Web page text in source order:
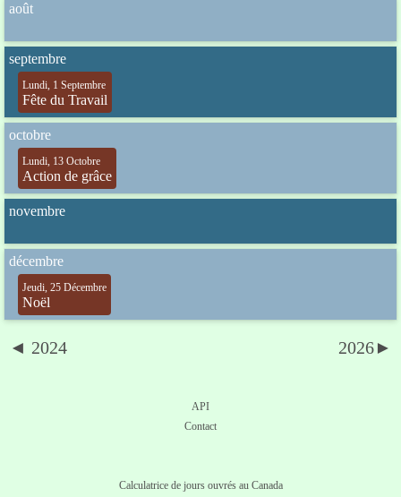
août
septembre
Lundi, 1 Septembre
Fête du Travail
octobre
Lundi, 13 Octobre
Action de grâce
novembre
décembre
Jeudi, 25 Décembre
Noël
◄ 2024 2026►
API
Contact
Calculatrice de jours ouvrés au Canada